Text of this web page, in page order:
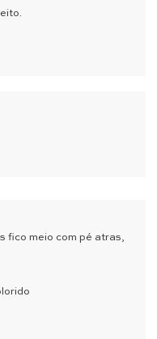
fico meio com pé atras,